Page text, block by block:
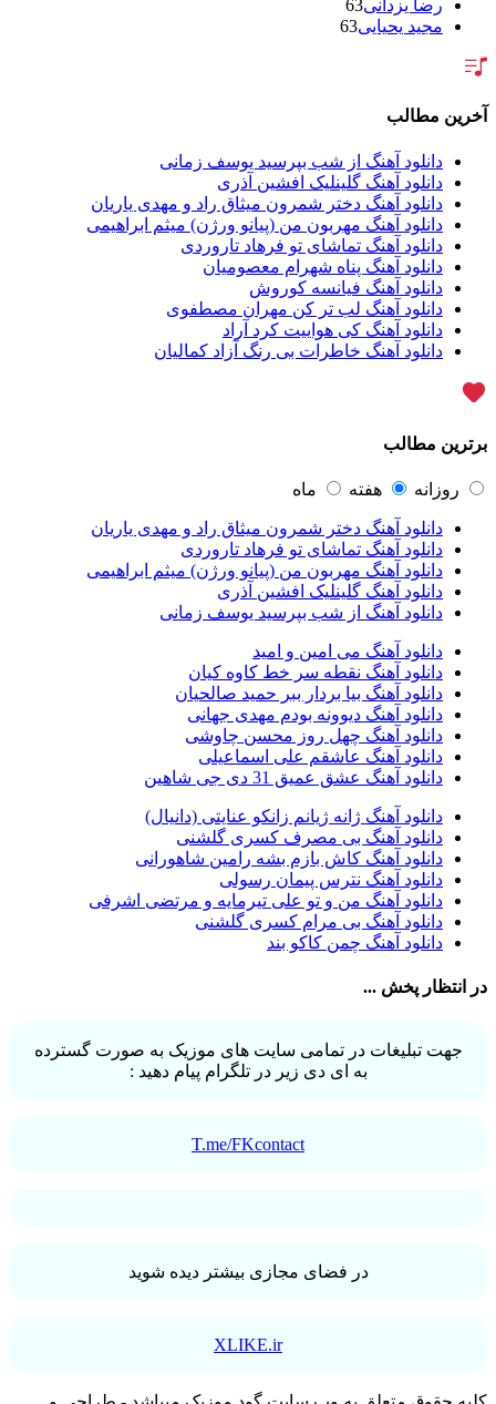
رضا یزدانی 63
مجید یحیایی63
بنیامین بهادری
فریدون آسرایی
محسن ابراهیم زاده
سامان جلیلی 54
حجت اشرف زاده54
پازل بند54
بهنام علمشاهی54
امید جهان52
علی عبدالمالکی50
احسان خواجه امیری50
محمد علیزاده50
محسن یاحقی46
علیرضا قربانی45
ماکان بند45
یوسف زمانی
عماد طالب زاده
مسعود صادقلو42
مهدی جهانی39
احمد سعیدی39
امین فیاض39
حامد همایون38
بهنام صفوی38
شادمهر عقیلی
پیوند36
راغب36
رضا شیری36
علی زند وکیلی35
علی عباسی33
علی زارعی33
علی ارشدی33
سینا شعبانخانی
32
سیامک عباسی32
حمید هیراد32
شهرام شکوهی32
امین رستمی31
احمد صفایی31
یاسر محمودی31
امو بند31
سینا سرلک31
یاس29
مطالب
دانلود آهنگ از شب بپرسید یوسف زمانی
دانلود آهنگ گلینلیک افشین آذری
دانلود آهنگ دختر شمرون میثاق راد و مهدی یاریان
دانلود آهنگ مهربون من (پیانو ورژن) میثم ابراهیمی
دانلود آهنگ تماشای تو فرهاد تاروردی
دانلود آهنگ پناه شهرام معصومیان
دانلود آهنگ فیانسه کوروش
دانلود آهنگ لب تر کن مهران مصطفوی
دانلود آهنگ کی هواییت کرد آراد
دانلود آهنگ خاطرات بی رنگ آزاد کمالیان
مطالب
روزانه هفته ماه
دانلود آهنگ دختر شمرون میثاق راد و مهدی یاریان
دانلود آهنگ تماشای تو فرهاد تاروردی
دانلود آهنگ مهربون من (پیانو ورژن) میثم ابراهیمی
دانلود آهنگ گلینلیک افشین آذری
دانلود آهنگ از شب بپرسید یوسف زمانی
دانلود آهنگ می امین و امید
دانلود آهنگ نقطه سر خط کاوه کیان
دانلود آهنگ بیا بردار ببر حمید صالحیان
دانلود آهنگ دیوونه بودم مهدی جهانی
دانلود آهنگ چهل روز محسن چاوشی
دانلود آهنگ عاشقم علی اسماعیلی
دانلود آهنگ عشق عمیق 31 دی جی شاهین
دانلود آهنگ ژانه ژیانم زانکو عنایتی (دانیال)
دانلود آهنگ بی مصرف کسری گلشنی
دانلود آهنگ کاش بازم بشه رامین شاهورانی
دانلود آهنگ نترس پیمان رسولی
دانلود آهنگ من و تو علی تیرمایه و مرتضی اشرفی
دانلود آهنگ بی مرام کسری گلشنی
دانلود آهنگ چمن کاکو بند
انتظار پخش ...
جهت تبلیغات در تمامی سایت های موزیک به صورت گسترده
به ای دی زیر در تلگرام پیام دهید :
T.me/FKcontact
در فضای مجازی بیشتر دیده شوید
XLIKE.ir